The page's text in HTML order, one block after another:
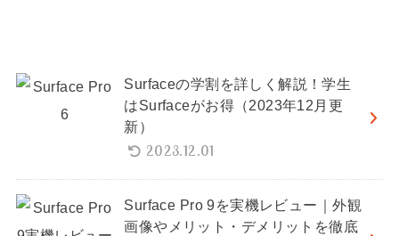
Surfaceの学割を詳しく解説！学生
はSurfaceがお得（2023年12月更
新）
2023.12.01
Surface Pro 9を実機レビュー｜外観
画像やメリット・デメリットを徹底